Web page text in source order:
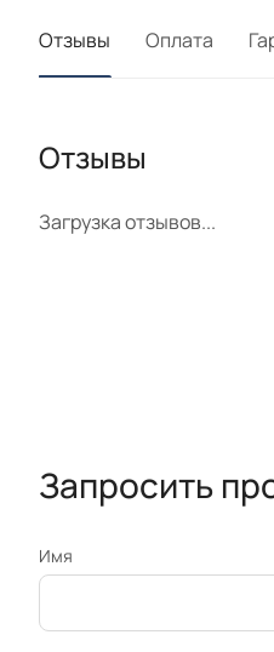
Отзывы Оплата
Отзывы
Загрузка отзывов...
Запросить
Имя